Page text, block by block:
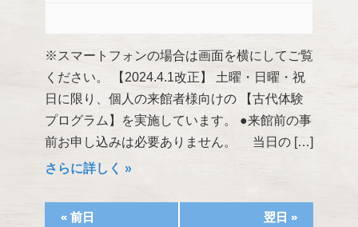
ン
を
表
示
※スマートフォンの場合は画面を横にしてご覧
ください。 【2024.4.1改正】 土曜・日曜・祝
日に限り、個人の来館者様向けの 【古代体験
プログラム】を実施しています。 ●来館前の事
前お申し込みは必要ありません。 当日の […]
さらに詳しく »
« 前日 翌日 »